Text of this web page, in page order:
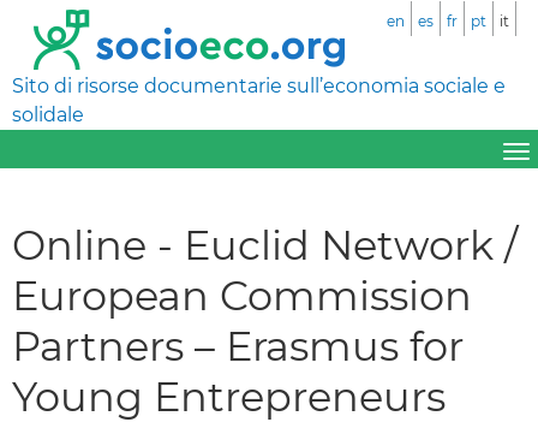
Sito di risorse documentarie sull’economia sociale e
solidale
en es fr pt it
Online - Euclid Network /
European Commission
Partners – Erasmus for
Young Entrepreneurs